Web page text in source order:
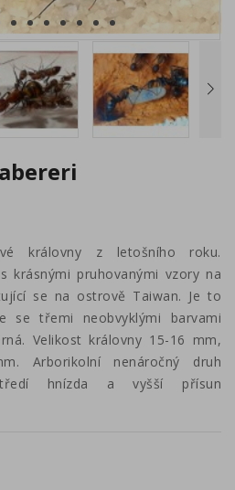
královny z letošního roku.
krásnými pruhovanými vzory na
se na ostrově Taiwan. Je to
se třemi neobvyklými barvami
Velikost královny 15-16 mm,
Arborikolní nenáročný druh
hnízda a vyšší přísun